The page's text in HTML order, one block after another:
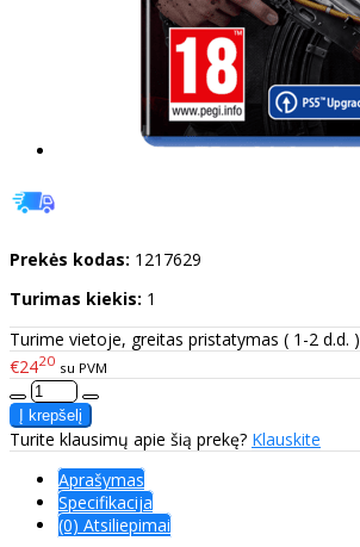
Prekės kodas: 1217629
Turimas kiekis: 1
Turime vietoje, greitas pristatymas ( 1-2 d.d. )
€2420 su PVM
Turite klausimų apie šią prekę? Klauskite
Aprašymas
Specifikacija
(0) Atsiliepimai